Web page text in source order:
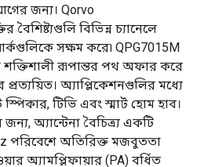
জন্য। Qorvo
বৈশিষ্ট্যগুলি বিভিন্ন চ্যানেলে
সক্ষম করে৷ QPG7015M
শক্তিশালী রূপান্তর পথ অফার করে
প্রত্যয়িত। অ্যাপ্লিকেশনগুলির মধ্যে
স্পিকার, টিভি এবং স্মার্ট হোম হাব।
অ্যান্টেনা বৈচিত্র্য একটি
পরিবেশে অতিরিক্ত মজবুততা
অ্যামপ্লিফায়ার (PA) বর্ধিত